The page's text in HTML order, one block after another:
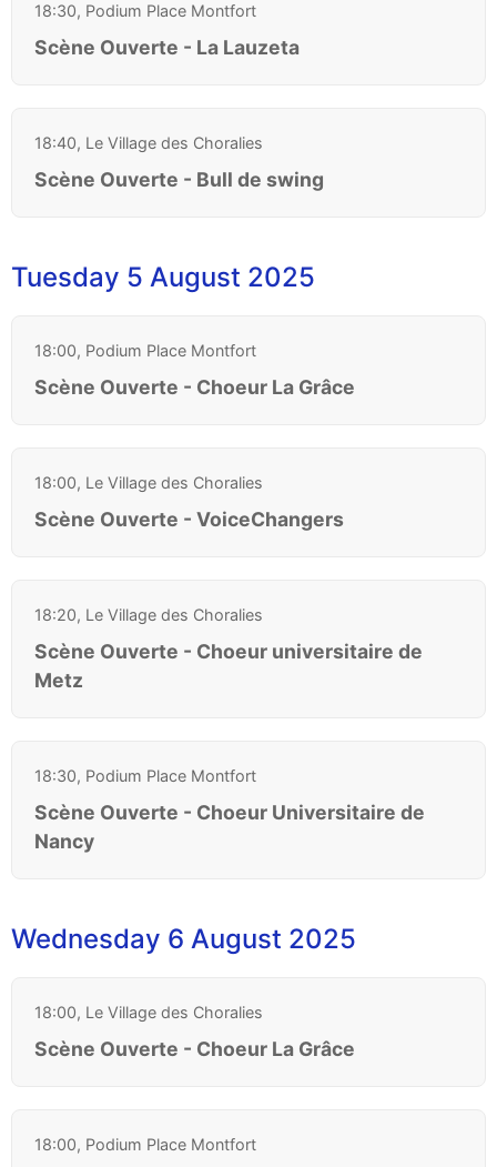
18:30, Podium Place Montfort
Scène Ouverte - La Lauzeta
18:40, Le Village des Choralies
Scène Ouverte - Bull de swing
Tuesday 5 August 2025
18:00, Podium Place Montfort
Scène Ouverte - Choeur La Grâce
18:00, Le Village des Choralies
Scène Ouverte - VoiceChangers
18:20, Le Village des Choralies
Scène Ouverte - Choeur universitaire de
Metz
18:30, Podium Place Montfort
Scène Ouverte - Choeur Universitaire de
Nancy
Wednesday 6 August 2025
18:00, Le Village des Choralies
Scène Ouverte - Choeur La Grâce
18:00, Podium Place Montfort